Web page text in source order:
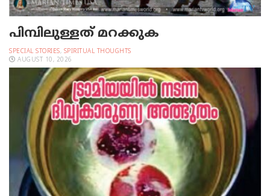
പിമ്പിലുള്ളത് മറക്കുക
SPECIAL STORIES, SPIRITUAL THOUGHTS
AUGUST 10, 2026